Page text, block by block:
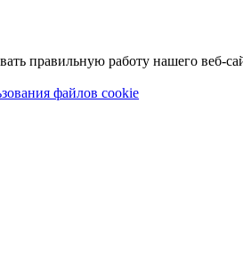
правильную работу нашего веб-
файлов cookie